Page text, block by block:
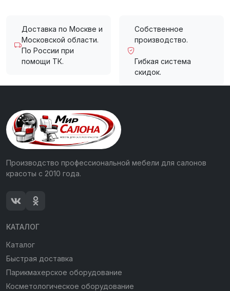
Доставка по Москве и
Московской области.
По России при
помощи ТК.
Собственное
производство.
Гибкая система
скидок.
Производство профессиональной мебели для салонов
красоты с 2010 года.
КАТАЛОГ
Каталог
Быстрая доставка
Парикмахерское оборудование
Косметологическое оборудование